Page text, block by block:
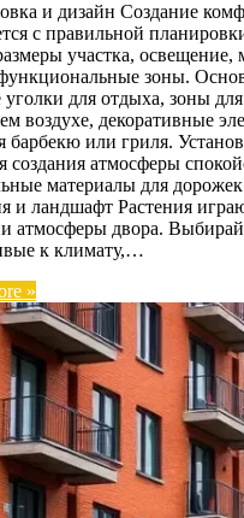
и дизайн Создание
с правильной
участка, освещение,
зоны.
для отдыха, зоны
воздухе, декоративные
барбекю или гриля.
создания атмосферы
материалы для
и ландшафт Растения
атмосферы двора.
к климату,…
»